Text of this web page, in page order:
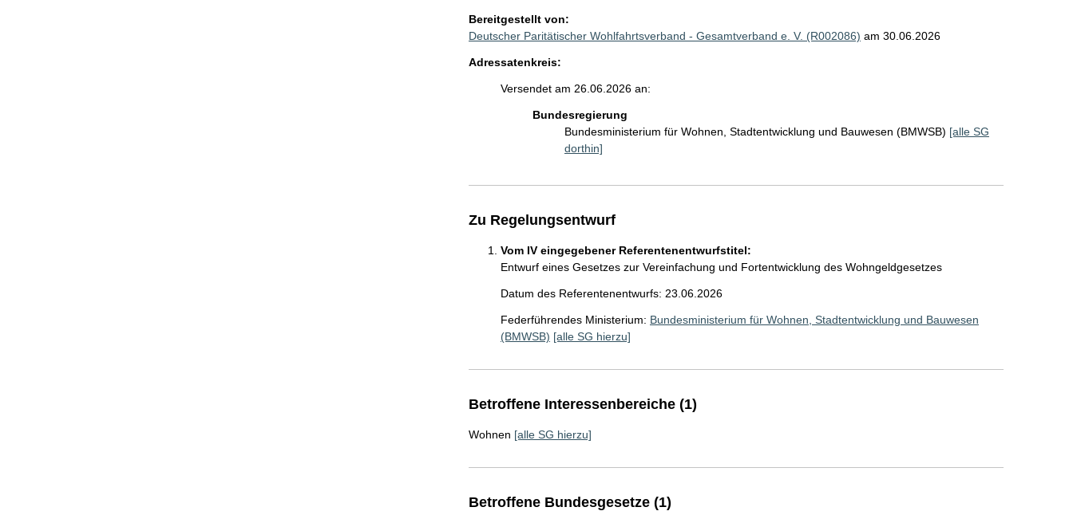
Bereitgestellt von:
Deutscher Paritätischer Wohlfahrtsverband - Gesamtverband e. V. (R002086) am 30.06.2026
Adressatenkreis:
Versendet am 26.06.2026 an:
Bundesregierung
Bundesministerium für Wohnen, Stadtentwicklung und Bauwesen (BMWSB) [alle SG
dorthin]
Zu Regelungsentwurf
Vom IV eingegebener Referentenentwurfstitel:
Entwurf eines Gesetzes zur Vereinfachung und Fortentwicklung des Wohngeldgesetzes
Datum des Referentenentwurfs: 23.06.2026
Federführendes Ministerium: Bundesministerium für Wohnen, Stadtentwicklung und Bauwesen
(BMWSB) [alle SG hierzu]
Betroffene Interessenbereiche (1)
Wohnen [alle SG hierzu]
Betroffene Bundesgesetze (1)